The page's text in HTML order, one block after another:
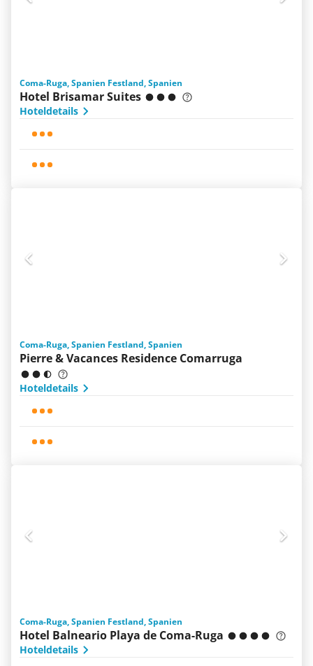
Coma-Ruga, Spanien Festland, Spanien
Hotel Brisamar Suites
Hoteldetails
Coma-Ruga, Spanien Festland, Spanien
Pierre & Vacances Residence Comarruga
Hoteldetails
Coma-Ruga, Spanien Festland, Spanien
Hotel Balneario Playa de Coma-Ruga
Hoteldetails